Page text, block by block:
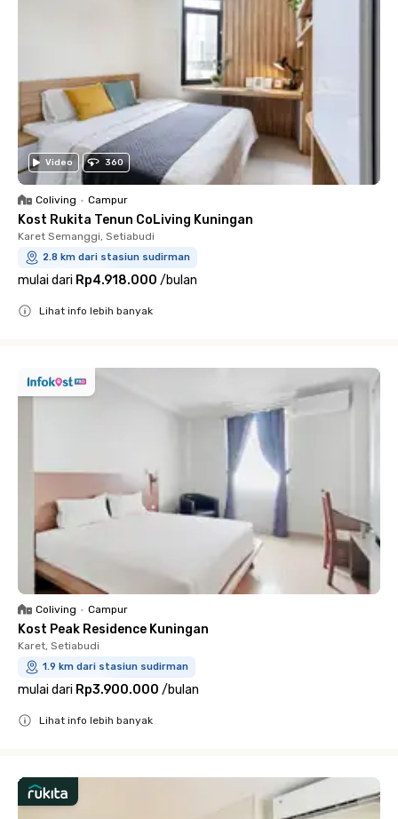
Video 360
Coliving • Campur
Kost Rukita Tenun CoLiving Kuningan
Karet Semanggi, Setiabudi
2.8 km dari stasiun sudirman
mulai dari Rp4.918.000 /bulan
Lihat info lebih banyak
Coliving • Campur
Kost Peak Residence Kuningan
Karet, Setiabudi
1.9 km dari stasiun sudirman
mulai dari Rp3.900.000 /bulan
Lihat info lebih banyak